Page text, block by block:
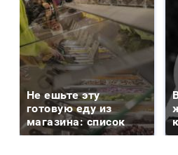
Не ешьте эту
готовую еду из
магазина: список